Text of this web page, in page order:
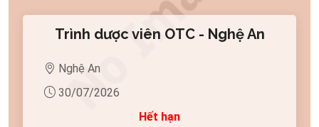
Trình dược viên OTC - Nghệ An
Nghệ An
30/07/2026
Hết hạn